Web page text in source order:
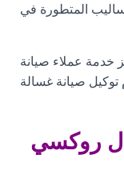
المتطورة في
خدمة عملاء صيانة
صيانة غسالة
روكسي